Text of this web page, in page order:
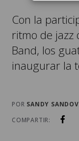
Con la
ritmo de jazz
Band, los
inaugurar la
POR SANDY
COMPARTIR: